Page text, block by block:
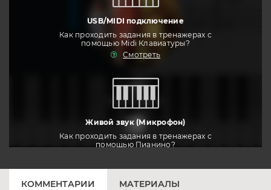
USB/MIDI подключение
Как проходить задания в тренажерах с
помощью Midi Клавиатуры?
Смотреть
Живой звук (Микрофон)
Как проходить задания в тренажерах с
помощью Пианино?
тренировать
КОММЕНТАРИИ МАТЕРИАЛЫ